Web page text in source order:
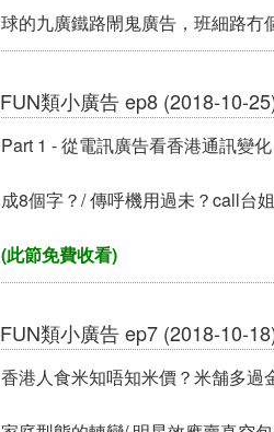
球的九廣鐵路閙鬼廣告，班細路冇
FUN類小廣告 ep8 (2018-10-
Part 1 - 從電訊廣告看香港通訊變
成8個字？/ 傳呼機用過未？call台
(此節免費收看)
FUN類小廣告 ep7 (2018-10-
香港人食米知唔知米價？米舗多過